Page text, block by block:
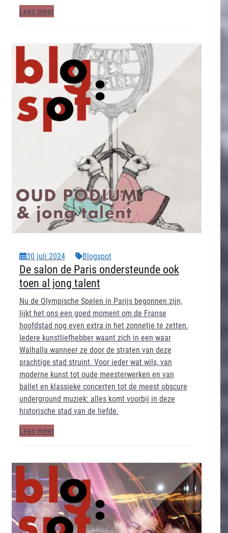
Lees meer
30 juli 2024 Blogspot
De salon de Paris ondersteunde ook
toen al jong talent
Nu de Olympische Spelen in Parijs begonnen zijn,
lijkt het ons een goed moment om de Franse
hoofdstad nog even extra in het zonnetje te zetten.
Iedere kunstliefhebber waant zich in een waar
Walhalla wanneer ze door de straten van deze
prachtige stad struint. Voor ieder wat wils, van
moderne kunst tot oude meesterwerken en van
ballet en klassieke concerten tot de meest obscure
underground muziek: alles komt voorbij in deze
historische stad van de liefde.
Lees meer